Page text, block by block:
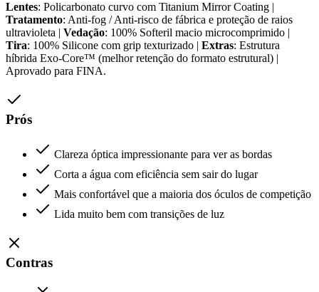
Lentes: Policarbonato curvo com Titanium Mirror Coating |
Tratamento: Anti-fog / Anti-risco de fábrica e proteção de raios
ultravioleta | Vedação: 100% Softeril macio microcomprimido |
Tira: 100% Silicone com grip texturizado | Extras: Estrutura
híbrida Exo-Core™ (melhor retenção do formato estrutural) |
Aprovado para FINA.
Prós
Clareza óptica impressionante para ver as bordas
Corta a água com eficiência sem sair do lugar
Mais confortável que a maioria dos óculos de competição
Lida muito bem com transições de luz
Contras